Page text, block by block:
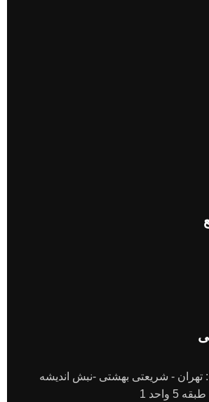
تهران - شریعتی بهشتی -نبش اندیشه
5 واحد 1